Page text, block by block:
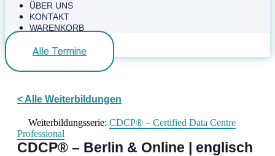
ÜBER UNS
KONTAKT
WARENKORB
Alle Termine
< Alle Weiterbildungen
Weiterbildungsserie: CDCP® – Certified Data Centre
Professional
CDCP® – Berlin & Online | englisch